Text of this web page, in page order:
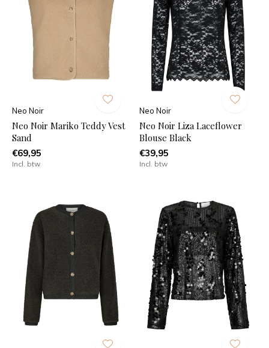
Neo Noir
Neo Noir Mariko Teddy Vest
Sand
€69,95
Incl. btw
Neo Noir
Neo Noir Liza Laceflower
Blouse Black
€39,95
Incl. btw